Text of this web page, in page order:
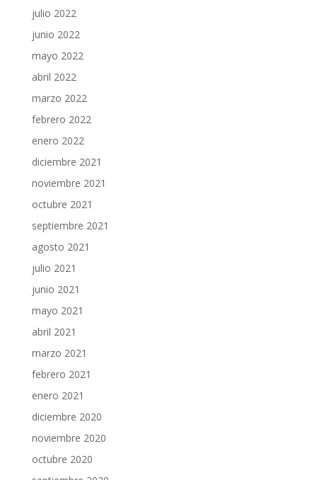
julio 2022
junio 2022
mayo 2022
abril 2022
marzo 2022
febrero 2022
enero 2022
diciembre 2021
noviembre 2021
octubre 2021
septiembre 2021
agosto 2021
julio 2021
junio 2021
mayo 2021
abril 2021
marzo 2021
febrero 2021
enero 2021
diciembre 2020
noviembre 2020
octubre 2020